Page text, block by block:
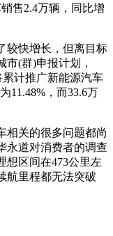
售2.4万辆，同比增
快增长，但离目标
(群)申报计划，
累计推广新能源汽车
11.48%，而33.6万
关的很多问题都尚
永道对消费者的调查
想区间在473公里左
航里程都无法突破